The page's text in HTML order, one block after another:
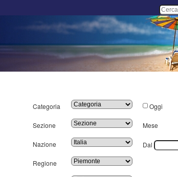
Categoria
Sezione
Nazione
Regione
Oggi
Mese
Dal